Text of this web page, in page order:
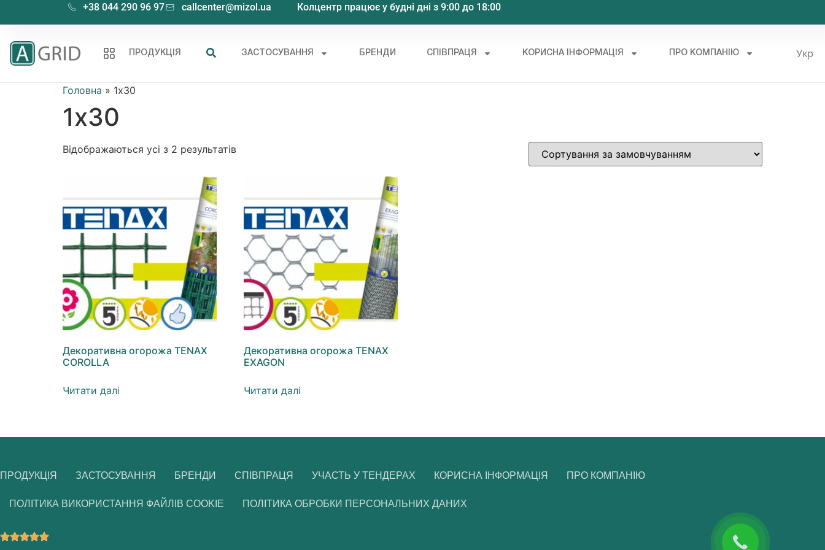
+38 044 290 96 97 callcenter@mizol.ua Колцентр працює у будні дні з 9:00 до 18:00
ПРОДУКЦІЯ ЗАСТОСУВАННЯ БРЕНДИ СПІВПРАЦЯ КОРИСНА ІНФОРМАЦІЯ ПРО КОМПАНІЮ Укр
Рус
Головна » 1х30
1х30
Відображаються усі з 2 результатів
Декоративна огорожа TENAX
COROLLA
Читати далі
Декоративна огорожа TENAX
EXAGON
Читати далі
ПРОДУКЦІЯ ЗАСТОСУВАННЯ БРЕНДИ СПІВПРАЦЯ УЧАСТЬ У ТЕНДЕРАХ КОРИСНА ІНФОРМАЦІЯ ПРО КОМПАНІЮ
ПОЛІТИКА ВИКОРИСТАННЯ ФАЙЛІВ COOKIE ПОЛІТИКА ОБРОБКИ ПЕРСОНАЛЬНИХ ДАНИХ